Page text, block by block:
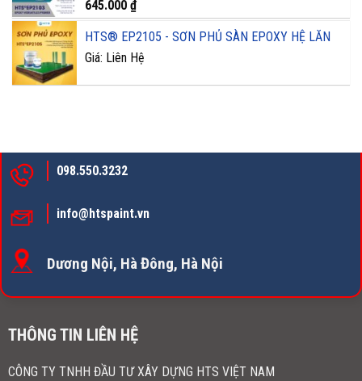
645.000 ₫
HTS® EP2105 - SƠN PHỦ SÀN EPOXY HỆ LĂN
Giá: Liên Hệ
098.550.3232
info@htspaint.vn
Dương Nội, Hà Đông, Hà Nội
THÔNG TIN LIÊN HỆ
CÔNG TY TNHH ĐẦU TƯ XÂY DỰNG HTS VIỆT NAM